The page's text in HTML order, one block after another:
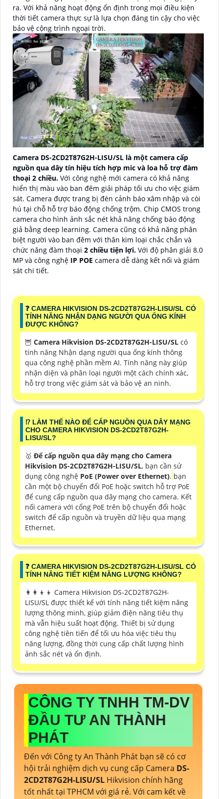
ra. Với khả năng hoạt động ổn định trong mọi điều kiện
thời tiết camera thực sự là lựa chọn đáng tin cậy cho việc
bảo vệ cộng trình ngoại trời.
Camera DS-2CD2T87G2H-LISU/SL là một camera cấp
nguồn qua dây tín hiệu tích hợp mic và loa hỗ trợ đàm
thoại 2 chiều. Với công nghệ mới camera có khả năng
hiển thị màu vào ban đêm giải pháp tối ưu cho việc giám
sát. Camera được trang bị đèn cảnh báo xâm nhập và còi
hú tại chỗ hỗ trợ báo động chống trộm. Chip CMOS trong
camera cho hình ảnh sắc nét khả năng chống báo động
giả bằng deep learning. Camera cũng có khả năng phân
biệt người vào ban đêm với thân kim loại chắc chắn và
chức năng đàm thoại 2 chiều tiện lợi. Với độ phân giải 8.0
MP và công nghệ IP POE camera dễ dàng kết nối và giám
sát chi tiết.
❓ CAMERA HIKVISION DS-2CD2T87G2H-LISU/SL CÓ
TÍNH NĂNG NHẬN DẠNG NGƯỜI QUA ỐNG KÍNH
ĐƯỢC KHÔNG?
🦉 Camera Hikvision DS-2CD2T87G2H-LISU/SL có
tính năng Nhận dạng người qua ống kính thông
qua công nghệ phần mềm AI. Tính năng này giúp
nhận diện và phân loại người một cách chính xác,
hỗ trợ trong việc giám sát và bảo vệ an ninh.
⁉️ LÀM THẾ NÀO ĐỂ CẤP NGUỒN QUA DÂY MẠNG
CHO CAMERA HIKVISION DS-2CD2T87G2H-
LISU/SL?
🥇 Để cấp nguồn qua dây mạng cho Camera
Hikvision DS-2CD2T87G2H-LISU/SL, bạn cần sử
dụng công nghệ PoE (Power over Ethernet). bạn
cần một bộ chuyển đổi PoE hoặc switch hỗ trợ PoE
để cung cấp nguồn qua dây mạng cho camera. Kết
nối camera với cổng PoE trên bộ chuyển đổi hoặc
switch để cấp nguồn và truyền dữ liệu qua mạng
Ethernet.
️❓ CAMERA HIKVISION DS-2CD2T87G2H-LISU/SL CÓ
TÍNH NĂNG TIẾT KIỆM NĂNG LƯỢNG KHÔNG?
👩‍👩‍👦‍👦 Camera Hikvision DS-2CD2T87G2H-
LISU/SL được thiết kế với tính năng tiết kiệm năng
lượng thông minh, giúp giảm điện năng tiêu thụ
mà vẫn hiệu suất hoạt động. Thiết bị sử dụng
công nghệ tiên tiến để tối ưu hóa việc tiêu thụ
năng lượng, đồng thời cung cấp chất lượng hình
ảnh sắc nét và ổn định.
CÔNG TY TNHH TM-DV
ĐẦU TƯ AN THÀNH
PHÁT
Đến với Công ty An Thành Phát bạn sẽ có cơ
hội trải nghiệm dịch vụ cung cấp Camera DS-
2CD2T87G2H-LISU/SL Hikvision chính hãng
tốt nhất tại TPHCM với giá rẻ. Với cam kết về